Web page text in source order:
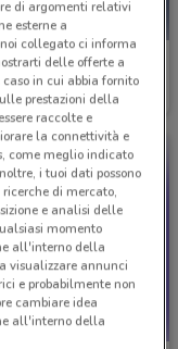
05
di argomenti relativi
esterne a
collegato ci informa
delle offerte a
in cui abbia fornito
prestazioni della
raccolte e
la connettività e
come meglio indicato
i tuoi dati possono
di mercato,
e analisi delle
momento
all'interno della
visualizzare annunci
e probabilmente non
cambiare idea
all'interno della